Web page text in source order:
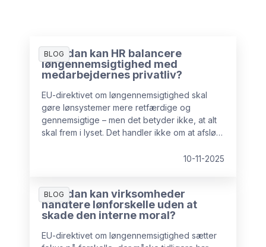
BLOG
Hvordan kan HR balancere
løngennemsigtighed med
medarbejdernes privatliv?
EU-direktivet om løngennemsigtighed skal
gøre lønsystemer mere retfærdige og
gennemsigtige – men det betyder ikke, at alt
skal frem i lyset. Det handler ikke om at afsløre
10-11-2025
BLOG
Hvordan kan virksomheder
håndtere lønforskelle uden at
skade den interne moral?
EU-direktivet om løngennemsigtighed sætter